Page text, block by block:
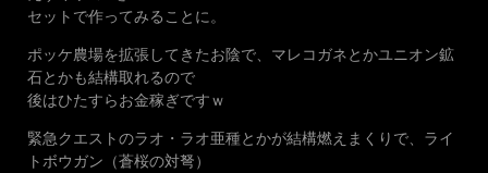
セットで作ってみることに。
ポッケ農場を拡張してきたお陰で、マレコガネとかユニオン鉱
石とかも結構取れるので
後はひたすらお金稼ぎですｗ
緊急クエストのラオ・ラオ亜種とかが結構燃えまくりで、ライ
トボウガン（蒼桜の対弩）